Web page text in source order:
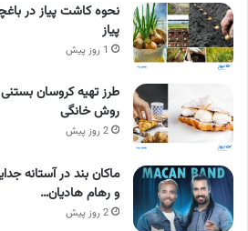
نحوه کاشت پیاز در
پیاز
1 روز پیش
طرز تهیه کروسان بستنی
روش خانگی
2 روز پیش
ماکان بند در آستانه
و رهام هادیان…
2 روز پیش